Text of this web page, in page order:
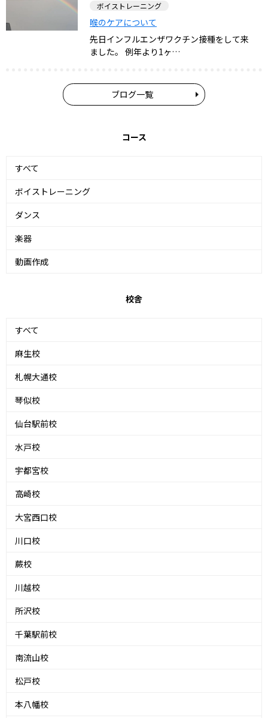
ボイストレーニング
喉のケアについて
先日インフルエンザワクチン接種をして来
ました。 例年より1ヶ…
ブログ一覧
コース
すべて
ボイストレーニング
ダンス
楽器
動画作成
校舎
すべて
麻生校
札幌大通校
琴似校
仙台駅前校
水戸校
宇都宮校
高崎校
大宮西口校
川口校
蕨校
川越校
所沢校
千葉駅前校
南流山校
松戸校
本八幡校